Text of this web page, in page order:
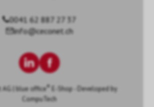
0041 62 887 27 37
info@ceconet.ch
AG blue office ®
E-Shop - Developed by
CompuTech